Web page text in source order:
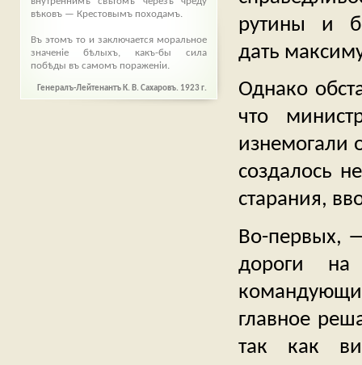
рутины и
дать
Однако
что
изнемогали
создалось
старания,
Во-первых,
дороги на
главное
так как
вѣковъ — Крестовымъ походамъ.
Въ этомъ то и заключается моральное
значеніе бѣлыхъ, какъ-бы сила
побѣды въ самомъ пораженіи.
Генералъ-Лейтенантъ К. В. Сахаровъ. 1923 г.